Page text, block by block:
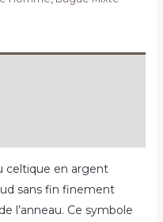
celtique en argent
sans fin finement
l’anneau. Ce symbole